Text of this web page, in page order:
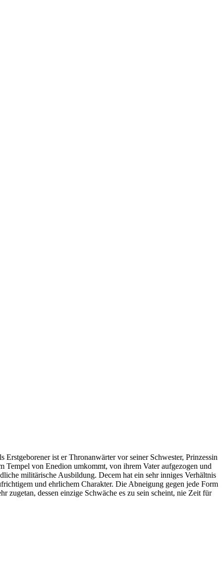
ist er Thronanwärter vor seiner Schwester, Prinzessin
Tempel von Enedion umkommt, von ihrem Vater aufgezogen und
militärische Ausbildung. Decem hat ein sehr inniges Verhältnis
und ehrlichem Charakter. Die Abneigung gegen jede Form
zugetan, dessen einzige Schwäche es zu sein scheint, nie Zeit für